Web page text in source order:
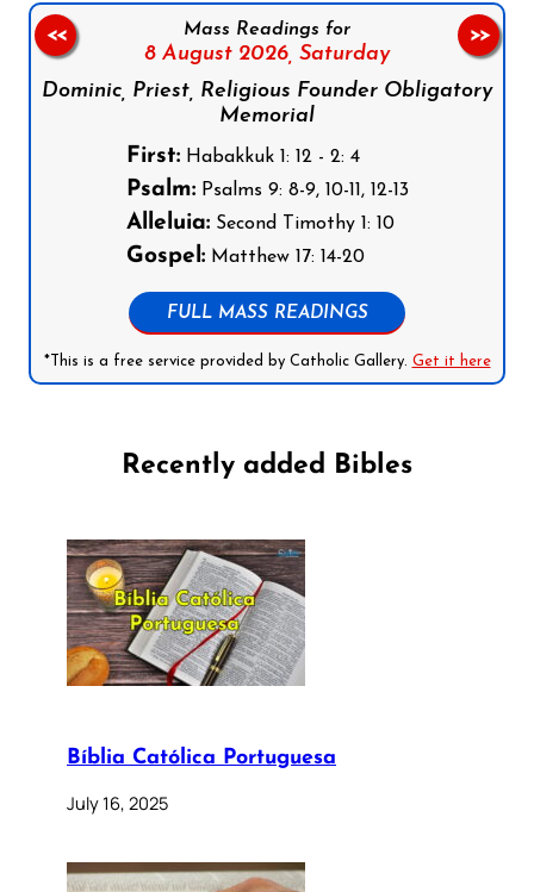
Mass Readings for
8 August 2026, Saturday
Dominic, Priest, Religious Founder Obligatory
Memorial
First:Habakkuk 1: 12 - 2: 4
Psalm:Psalms 9: 8-9, 10-11, 12-13
Alleluia:Second Timothy 1: 10
Gospel:Matthew 17: 14-20
FULL MASS READINGS
*This is a free service provided by Catholic Gallery. Get it here
<< >>
Recently added Bibles
Bíblia Católica Portuguesa
July 16, 2025